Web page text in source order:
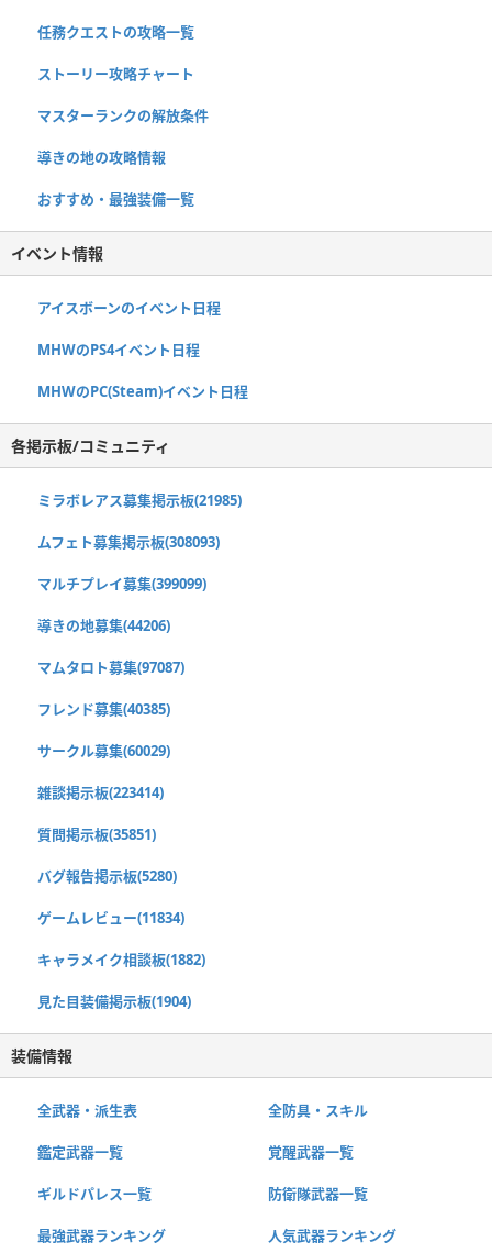
任務クエストの攻略一覧
ストーリー攻略チャート
マスターランクの解放条件
導きの地の攻略情報
おすすめ・最強装備一覧
イベント情報
アイスボーンのイベント日程
MHWのPS4イベント日程
MHWのPC(Steam)イベント日程
各掲示板/コミュニティ
ミラボレアス募集掲示板(21985)
ムフェト募集掲示板(308093)
マルチプレイ募集(399099)
導きの地募集(44206)
マムタロト募集(97087)
フレンド募集(40385)
サークル募集(60029)
雑談掲示板(223414)
質問掲示板(35851)
バグ報告掲示板(5280)
ゲームレビュー(11834)
キャラメイク相談板(1882)
見た目装備掲示板(1904)
装備情報
全武器・派生表 全防具・スキル
鑑定武器一覧 覚醒武器一覧
ギルドパレス一覧 防衛隊武器一覧
最強武器ランキング 人気武器ランキング